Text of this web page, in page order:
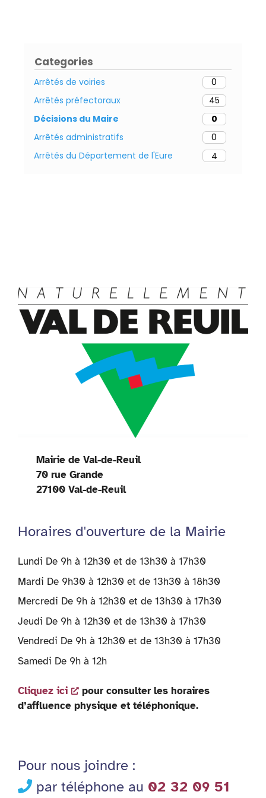
Categories
Arrêtés de voiries
0
Arrêtés préfectoraux
45
Décisions du Maire
0
Arrêtés administratifs
0
Arrêtés du Département de l'Eure
4
Mairie de Val-de-Reuil
70 rue Grande
27100 Val-de-Reuil
Horaires d'ouverture de la Mairie
Lundi De 9h à 12h30 et de 13h30 à 17h30
Mardi De 9h30 à 12h30 et de 13h30 à 18h30
Mercredi De 9h à 12h30 et de 13h30 à 17h30
Jeudi De 9h à 12h30 et de 13h30 à 17h30
Vendredi De 9h à 12h30 et de 13h30 à 17h30
Samedi De 9h à 12h
Cliquez ici
pour consulter les horaires
d’affluence physique et téléphonique.
Pour nous joindre :
par téléphone au 02 32 09 51